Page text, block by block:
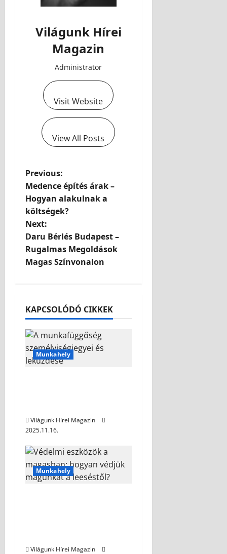
Világunk Hírei
Magazin
Administrator
Visit Website
View All Posts
Previous:
Medence építés árak –
Hogyan alakulnak a
költségek?
Next:
Daru Bérlés Budapest –
Rugalmas Megoldások
Magas Színvonalon
KAPCSOLÓDÓ CIKKEK
Munkahely
Világunk Hírei Magazin
2025.11.16.
Munkahely
Világunk Hírei Magazin